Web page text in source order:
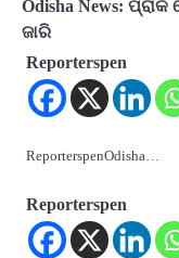
Odisha News: ପ୍ରାକ
ଜାରି
Reporterspen
ReporterspenOdisha…
Reporterspen